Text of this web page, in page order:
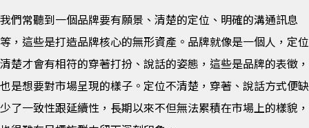
我們常聽到一個品牌要有願景、清楚的定位、明確的溝通訊息
等，這些是打造品牌核心的無形資產。品牌就像是一個人，定位
清楚才會有相符的穿著打扮、說話的姿態，這些是品牌的表徵，
也是想要對市場呈現的樣子。定位不清楚，穿著、說話方式便缺
少了一致性跟延續性，長期以來不但無法累積在市場上的樣貌，